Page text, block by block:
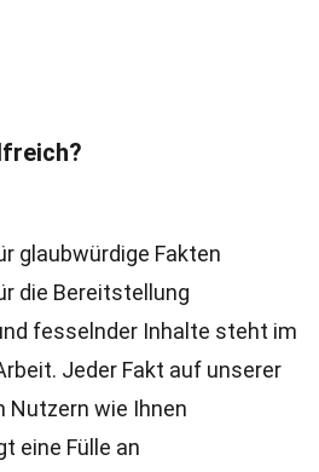
glaubwürdige Fakten
die Bereitstellung
fesselnder Inhalte steht im
Jeder Fakt auf unserer
Nutzern wie Ihnen
eine Fülle an